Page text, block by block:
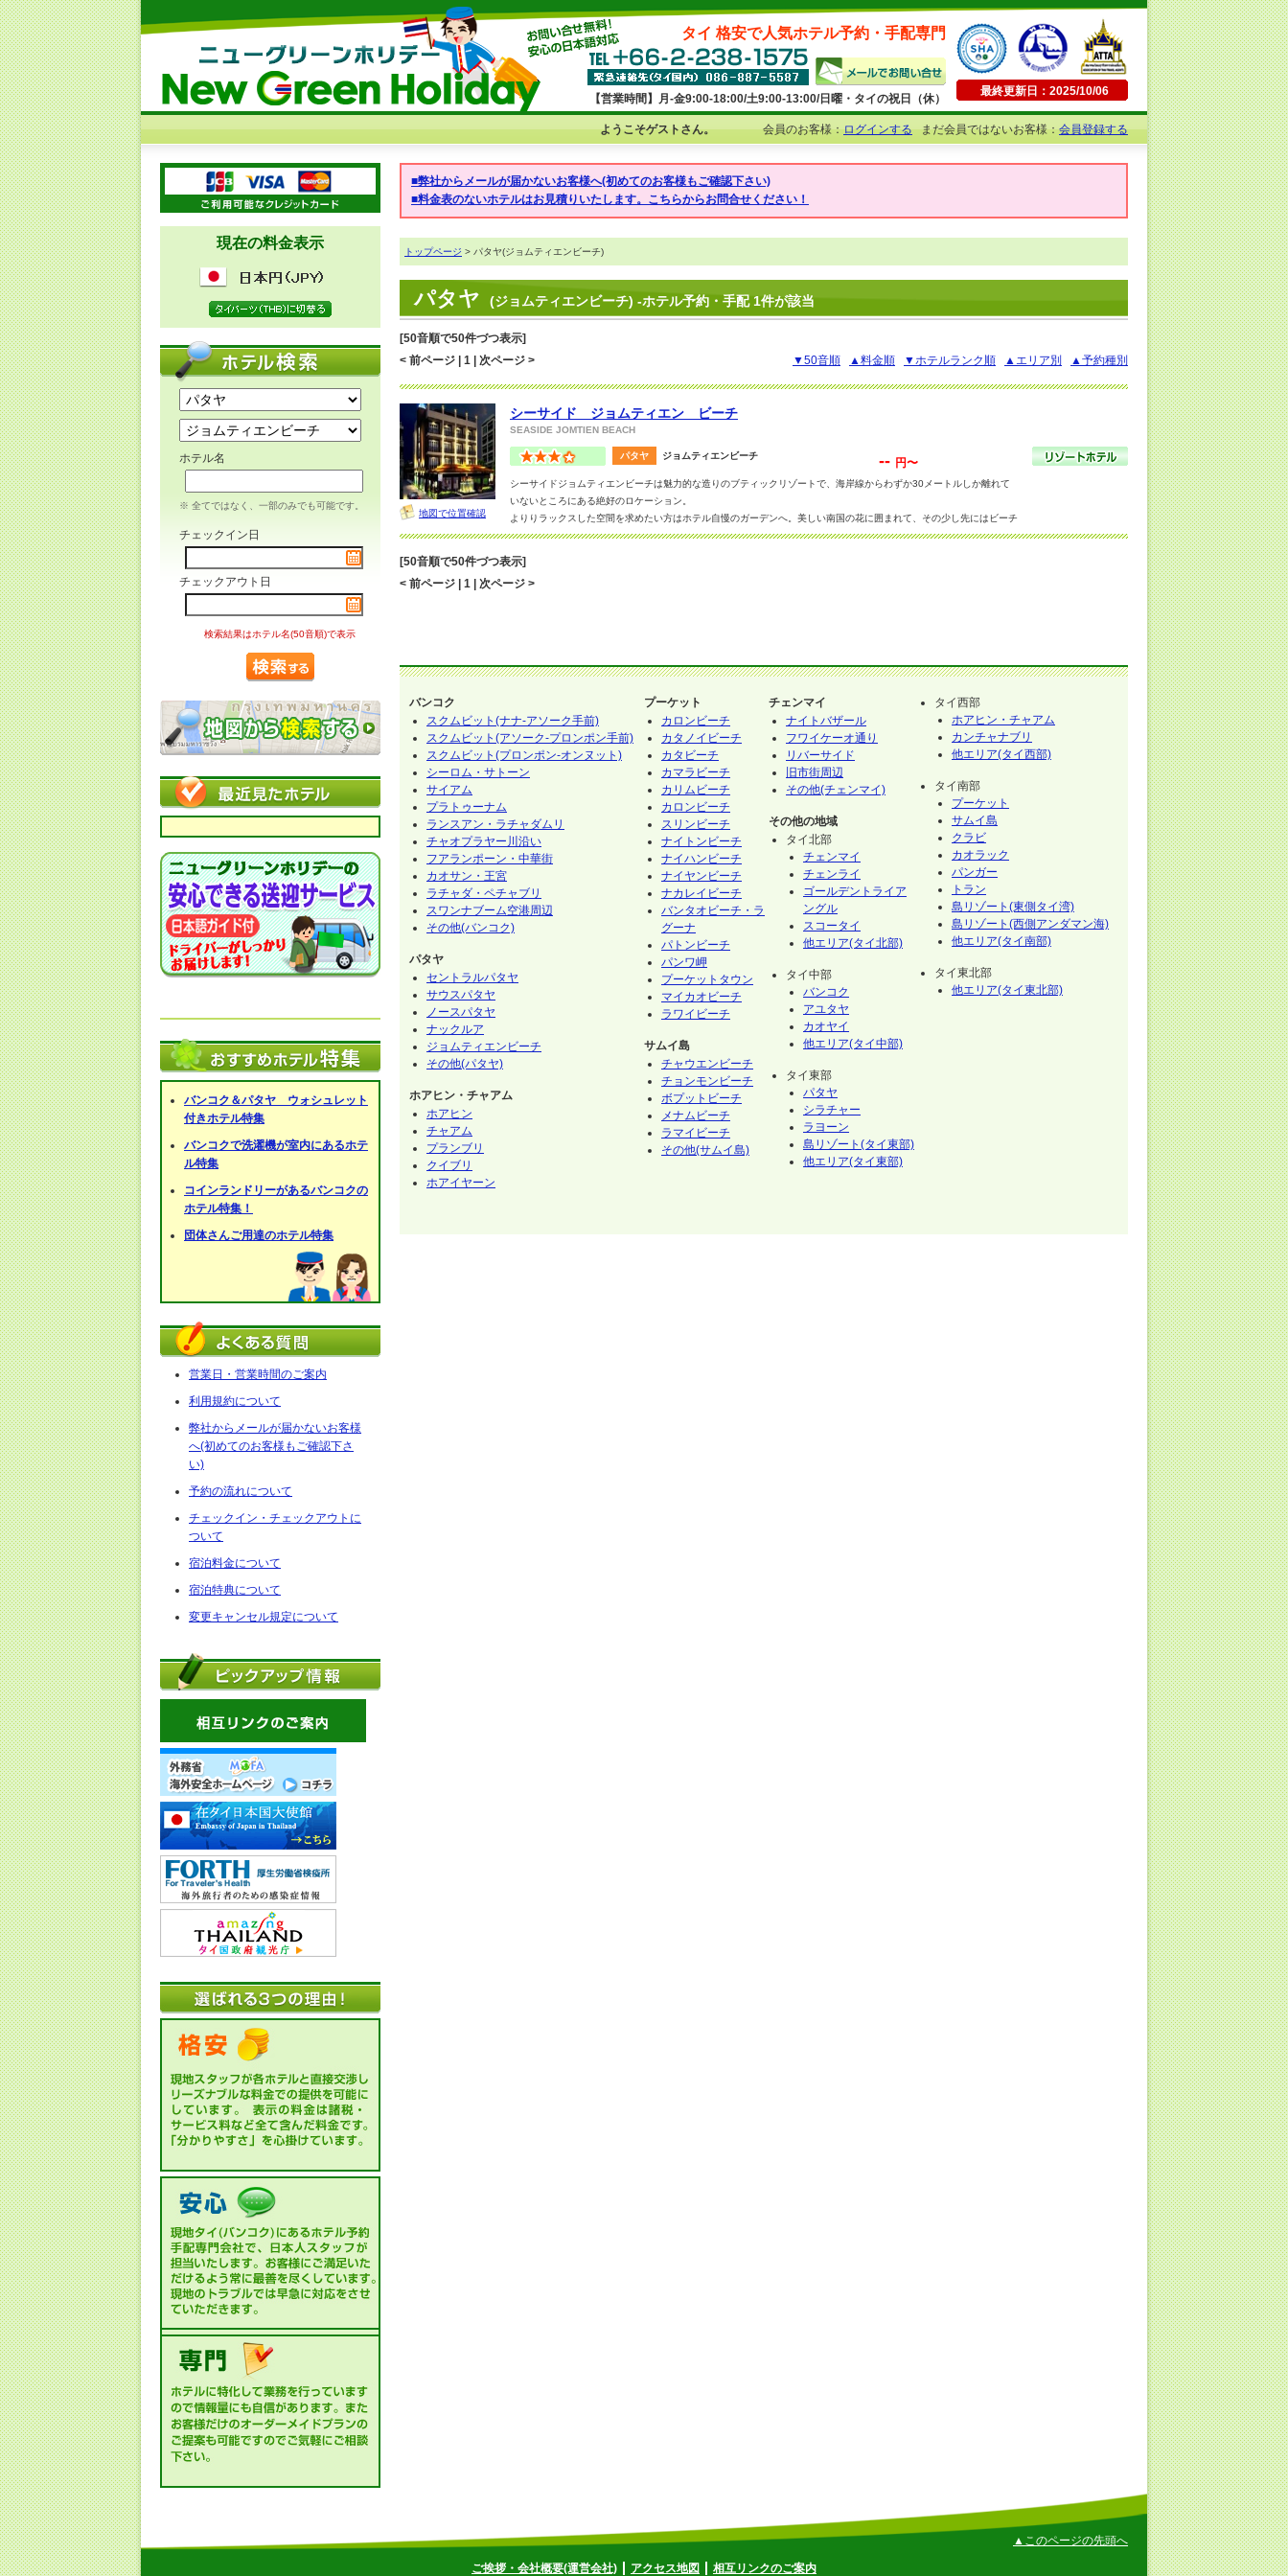
タイ 格安で人気ホテル予約・手配専門
【営業時間】月-金9:00-18:00/土9:00-13:00/日曜・タイの祝日（休）
最終更新日：2025/10/06
ようこそゲストさん。 会員のお客様：ログインするまだ会員ではないお客様：会員登録する
現在の料金表示
ホテル名
※ 全てではなく、一部のみでも可能です。
チェックイン日
チェックアウト日
検索結果はホテル名(50音順)で表示
バンコク＆パタヤ ウォシュレット
付きホテル特集
バンコクで洗濯機が室内にあるホテ
ル特集
コインランドリーがあるバンコクの
ホテル特集！
団体さんご用達のホテル特集
営業日・営業時間のご案内
利用規約について
弊社からメールが届かないお客様
へ(初めてのお客様もご確認下さ
い)
予約の流れについて
チェックイン・チェックアウトに
ついて
宿泊料金について
宿泊特典について
変更キャンセル規定について
■弊社からメールが届かないお客様へ(初めてのお客様もご確認下さい)
■料金表のないホテルはお見積りいたします。こちらからお問合せください！
トップページ > パタヤ(ジョムティエンビーチ)
パタヤ (ジョムティエンビーチ) -ホテル予約・手配 1件が該当
[50音順で50件づつ表示]
< 前ページ | 1 | 次ページ >
▼50音順 ▲料金順 ▼ホテルランク順 ▲エリア別 ▲予約種別
地図で位置確認
シーサイド ジョムティエン ビーチ
SEASIDE JOMTIEN BEACH
シーサイドジョムティエンビーチは魅力的な造りのブティックリゾートで、海岸線からわずか30メートルしか離れて
いないところにある絶好のロケーション。
よりりラックスした空間を求めたい方はホテル自慢のガーデンへ。美しい南国の花に囲まれて、その少し先にはビーチ
が広がる。ただ座っているだけで心が洗われる。
パタヤ ジョムティエンビーチ -- 円〜
[50音順で50件づつ表示]
< 前ページ | 1 | 次ページ >
バンコク
スクムビット(ナナ-アソーク手前)
スクムビット(アソーク-プロンポン手前)
スクムビット(プロンポン-オンヌット)
シーロム・サトーン
サイアム
プラトゥーナム
ランスアン・ラチャダムリ
チャオプラヤー川沿い
フアランポーン・中華街
カオサン・王宮
ラチャダ・ペチャブリ
スワンナブーム空港周辺
その他(バンコク)
パタヤ
セントラルパタヤ
サウスパタヤ
ノースパタヤ
ナックルア
ジョムティエンビーチ
その他(パタヤ)
ホアヒン・チャアム
ホアヒン
チャアム
プランブリ
クイブリ
ホアイヤーン
プーケット
カロンビーチ
カタノイビーチ
カタビーチ
カマラビーチ
カリムビーチ
カロンビーチ
スリンビーチ
ナイトンビーチ
ナイハンビーチ
ナイヤンビーチ
ナカレイビーチ
バンタオビーチ・ラ
グーナ
パトンビーチ
パンワ岬
プーケットタウン
マイカオビーチ
ラワイビーチ
サムイ島
チャウエンビーチ
チョンモンビーチ
ボプットビーチ
メナムビーチ
ラマイビーチ
その他(サムイ島)
チェンマイ
ナイトバザール
フワイケーオ通り
リバーサイド
旧市街周辺
その他(チェンマイ)
その他の地域
タイ北部
チェンマイ
チェンライ
ゴールデントライア
ングル
スコータイ
他エリア(タイ北部)
タイ中部
バンコク
アユタヤ
カオヤイ
他エリア(タイ中部)
タイ東部
パタヤ
シラチャー
ラヨーン
島リゾート(タイ東部)
他エリア(タイ東部)
タイ西部
ホアヒン・チャアム
カンチャナブリ
他エリア(タイ西部)
タイ南部
プーケット
サムイ島
クラビ
カオラック
パンガー
トラン
島リゾート(東側タイ湾)
島リゾート(西側アンダマン海)
他エリア(タイ南部)
タイ東北部
他エリア(タイ東北部)
▲このページの先頭へ
ご挨拶・会社概要(運営会社) アクセス地図 相互リンクのご案内